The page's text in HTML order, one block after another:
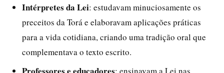
Intérpretes da Lei: estudavam minuciosamente os
preceitos da Torá e elaboravam aplicações práticas
para a vida cotidiana, criando uma tradição oral que
complementava o texto escrito.
: ensinavam a Lei nas